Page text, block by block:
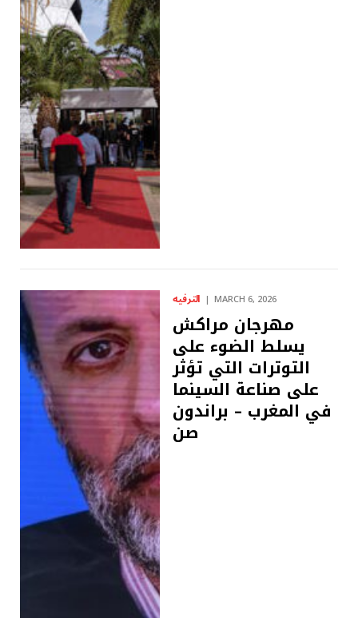
الترفيه MARCH 6, 2026
مهرجان مراكش
يسلط الضوء على
التوترات التي تؤثر
على صناعة السينما
في المغرب – براندون
صن